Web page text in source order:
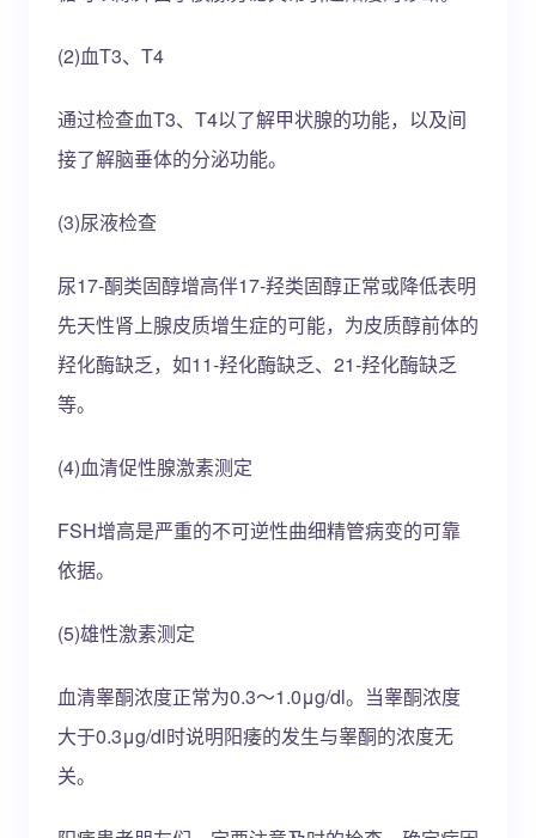
(2)血T3、T4
通过检查血T3、T4以了解甲状腺的功能，以及间
接了解脑垂体的分泌功能。
(3)尿液检查
尿17-酮类固醇增高伴17-羟类固醇正常或降低表明
先天性肾上腺皮质增生症的可能，为皮质醇前体的
羟化酶缺乏，如11-羟化酶缺乏、21-羟化酶缺乏
等。
(4)血清促性腺激素测定
FSH增高是严重的不可逆性曲细精管病变的可靠
依据。
(5)雄性激素测定
血清睾酮浓度正常为0.3～1.0μg/dl。当睾酮浓度
大于0.3μg/dl时说明阳痿的发生与睾酮的浓度无
关。